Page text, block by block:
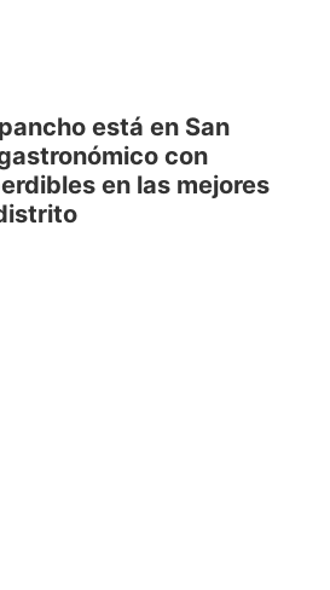
está en San
con
en las mejores